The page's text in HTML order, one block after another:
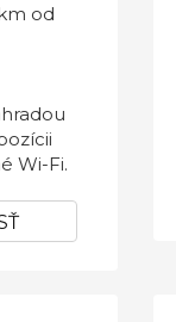
od
Wi-Fi.